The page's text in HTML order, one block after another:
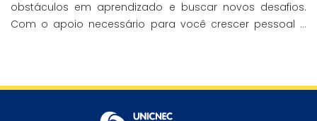
obstáculos em aprendizado e buscar novos desafios.
Com o apoio necessário para você crescer pessoal e